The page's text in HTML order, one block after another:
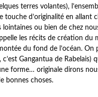
terres volantes),
touche d’originalité en allant
lointaines ou bien de chez
les récits de création du
du fond de l’océan. On
c’est Gangantua de Rabelais)
forme… originale dirons
bonnes choses.